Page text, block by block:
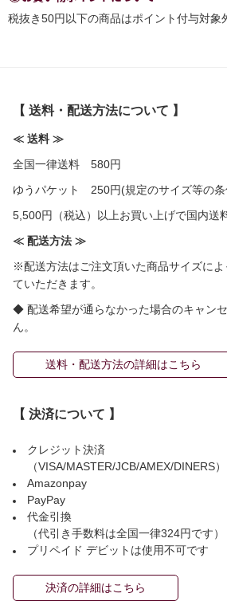
税抜き50円以下の商品はポイント付与対象
【 送料・配送方法について 】
≪ 送料 ≫
全国一律送料 580円
ゆうパケット 250円(規定のサイズ等の条
5,500円（税込）以上お買い上げで国内送
≪ 配送方法 ≫
※配送方法はご注文頂いた商品サイズに
ていただきます。
◆ 配送希望が通らなかった場合のキャン
ん。
送料・配送方法の詳細はこちら
【 決済について 】
クレジット決済
（VISA/MASTER/JCB/AMEX/DINERS）
Amazonpay
PayPay
代金引換
（代引き手数料は全国一律324円です）
プリペイド デビットは使用不可です
決済の詳細はこちら